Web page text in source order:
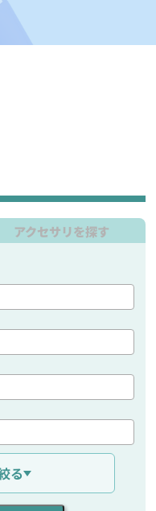
アクセサリを探す
る